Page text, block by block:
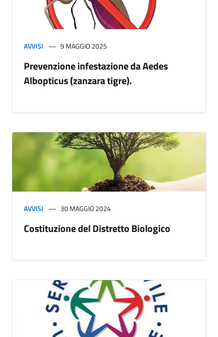
AVVISI 9 MAGGIO 2025
Prevenzione infestazione da Aedes
Albopticus (zanzara tigre).
AVVISI 30 MAGGIO 2024
Costituzione del Distretto Biologico